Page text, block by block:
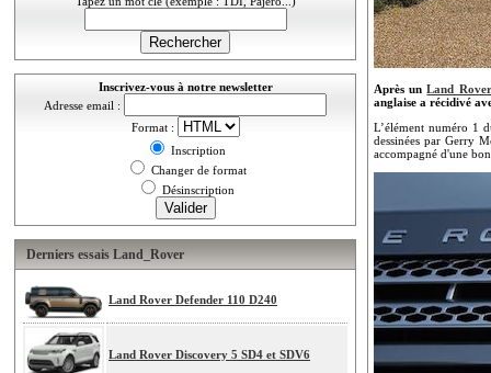
Inscrivez-vous à notre newsletter
Adresse email :
Format :
Inscription
Changer de format
Désinscription
Derniers essais Land_Rover
Land Rover Defender 110 D240
Land Rover Discovery 5 SD4 et SDV6
Après unLand
anglaise a récidivé
L’élément numéro 1
dessinées par Gerry
accompagné d'une